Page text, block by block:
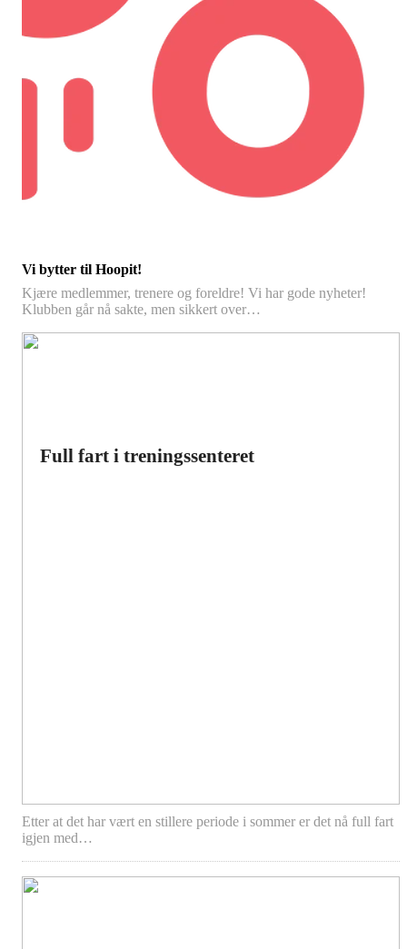
Vi bytter til Hoopit!
Kjære medlemmer, trenere og foreldre! Vi har gode nyheter!
Klubben går nå sakte, men sikkert over…
Full fart i treningssenteret
Etter at det har vært en stillere periode i sommer er det nå full fart
igjen med…